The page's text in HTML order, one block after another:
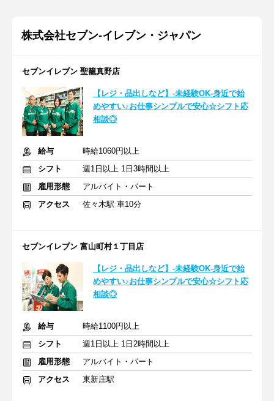
株式会社セブン-イレブン・ジャパン
セブンイレブン 聖籠真野店
【レジ・品出しなど】-未経験OK-身近で始
めやすい♪お仕事シンプルで安心☆シフト応
相談◎
給与
時給1060円以上
シフト
週1日以上 1日3時間以上
雇用形態
アルバイト・パート
アクセス
佐々木駅 車10分
セブンイレブン 富山町村１丁目店
【レジ・品出しなど】-未経験OK-身近で始
めやすい♪お仕事シンプルで安心☆シフト応
相談◎
給与
時給1100円以上
シフト
週1日以上 1日2時間以上
雇用形態
アルバイト・パート
アクセス
東新庄駅